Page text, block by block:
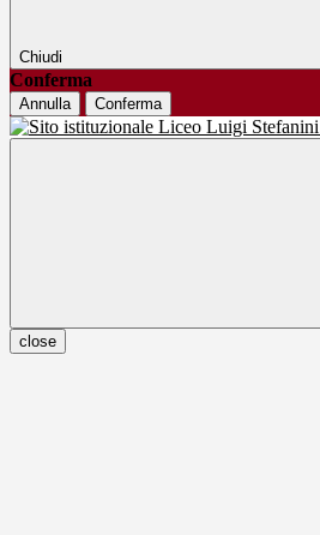
Chiudi
Conferma
Annulla Conferma
close